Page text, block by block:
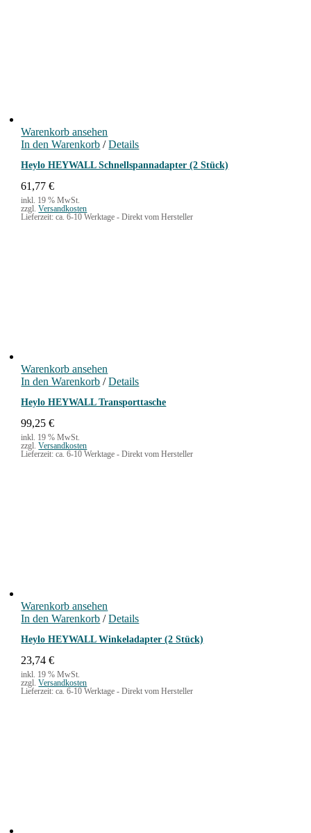
Warenkorb ansehen
In den Warenkorb / Details
Heylo HEYWALL Schnellspannadapter (2 Stück)
61,77€
inkl. 19 % MwSt.
zzgl.Versandkosten
Lieferzeit:ca. 6-10 Werktage - Direkt vom Hersteller
Warenkorb ansehen
In den Warenkorb / Details
Heylo HEYWALL Transporttasche
99,25€
inkl. 19 % MwSt.
zzgl.Versandkosten
Lieferzeit:ca. 6-10 Werktage - Direkt vom Hersteller
Warenkorb ansehen
In den Warenkorb / Details
Heylo HEYWALL Winkeladapter (2 Stück)
23,74€
inkl. 19 % MwSt.
zzgl.Versandkosten
Lieferzeit:ca. 6-10 Werktage - Direkt vom Hersteller